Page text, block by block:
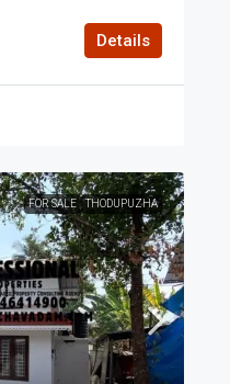
Details
FOR SALE THODUPUZHA